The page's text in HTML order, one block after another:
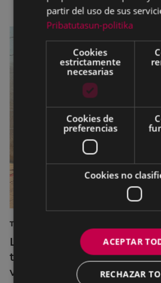
TURISMO
La diputada Azahara
transformación turística de
visita a la localidad
partir del uso de sus
Pribatutasun-politika
Cookies
estrictamente
necesarias
Cookies de
preferencias
Cookies no
ACEPTAR
RECHAZAR